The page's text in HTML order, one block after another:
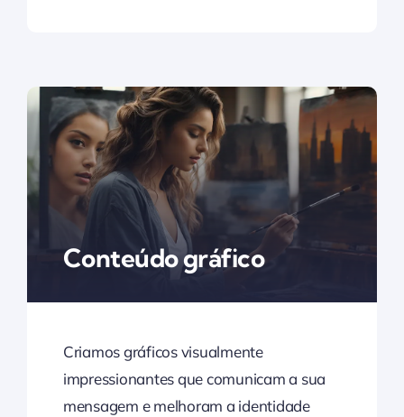
Conteúdo gráfico
Criamos gráficos visualmente
impressionantes que comunicam a sua
mensagem e melhoram a identidade